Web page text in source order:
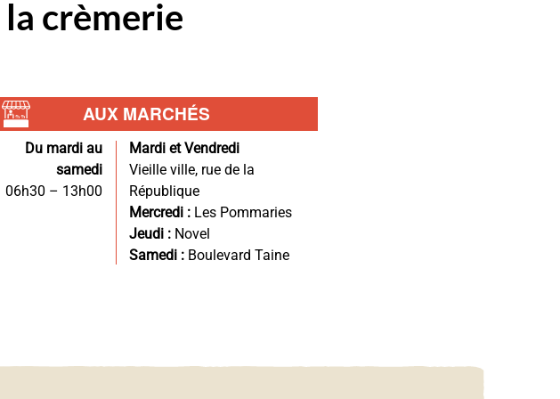
page
la crèmerie
AUX MARCHÉS
Du mardi au
samedi
06h30 – 13h00
Mardi et Vendredi
Vieille ville, rue de la
République
Mercredi : Les Pommaries
Jeudi : Novel
Samedi : Boulevard Taine